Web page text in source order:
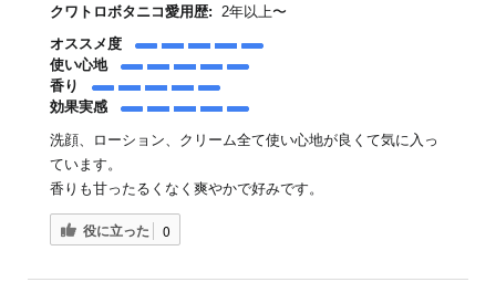
クワトロボタニコ愛用歴:
2年以上〜
オススメ度
使い心地
香り
効果実感
洗顔、ローション、クリーム全て使い心地が良くて気に入っ
ています。
香りも甘ったるくなく爽やかで好みです。
役に立った 0